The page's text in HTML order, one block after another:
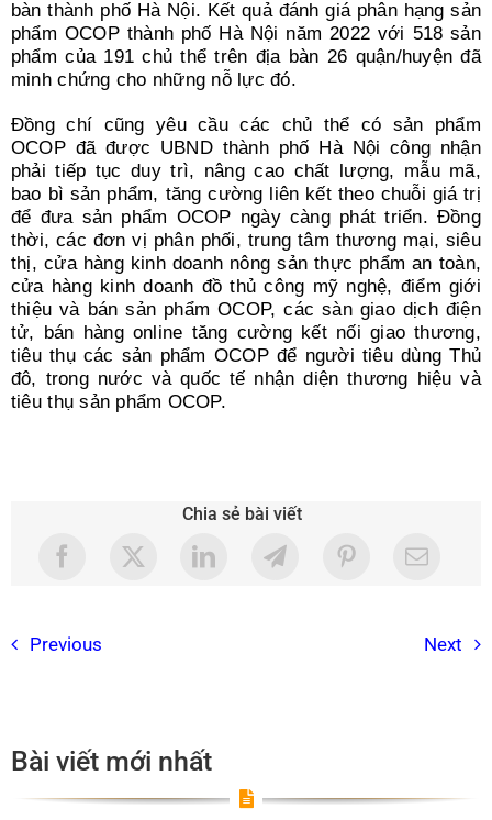
bàn thành phố Hà Nội. Kết quả đánh giá phân hạng sản
phẩm OCOP thành phố Hà Nội năm 2022 với 518 sản
phẩm của 191 chủ thể trên địa bàn 26 quận/huyện đã
minh chứng cho những nỗ lực đó.
Đồng chí cũng yêu cầu các chủ thể có sản phẩm
OCOP đã được UBND thành phố Hà Nội công nhận
phải tiếp tục duy trì, nâng cao chất lượng, mẫu mã,
bao bì sản phẩm, tăng cường liên kết theo chuỗi giá trị
để đưa sản phẩm OCOP ngày càng phát triển. Đồng
thời, các đơn vị phân phối, trung tâm thương mại, siêu
thị, cửa hàng kinh doanh nông sản thực phẩm an toàn,
cửa hàng kinh doanh đồ thủ công mỹ nghệ, điểm giới
thiệu và bán sản phẩm OCOP, các sàn giao dịch điện
tử, bán hàng online tăng cường kết nối giao thương,
tiêu thụ các sản phẩm OCOP để người tiêu dùng Thủ
đô, trong nước và quốc tế nhận diện thương hiệu và
tiêu thụ sản phẩm OCOP.
Chia sẻ bài viết
Previous Next
Bài viết mới nhất